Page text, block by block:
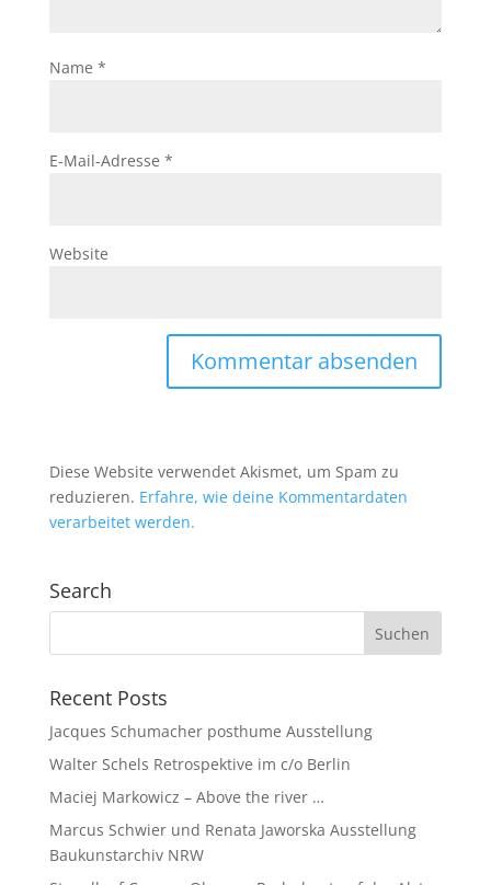
Name *
E-Mail-Adresse *
Website
Diese Website verwendet Akismet, um Spam zu
reduzieren. Erfahre, wie deine Kommentardaten
verarbeitet werden.
Search
Recent Posts
Jacques Schumacher posthume Ausstellung
Walter Schels Retrospektive im c/o Berlin
Maciej Markowicz – Above the river …
Marcus Schwier und Renata Jaworska Ausstellung
Baukunstarchiv NRW